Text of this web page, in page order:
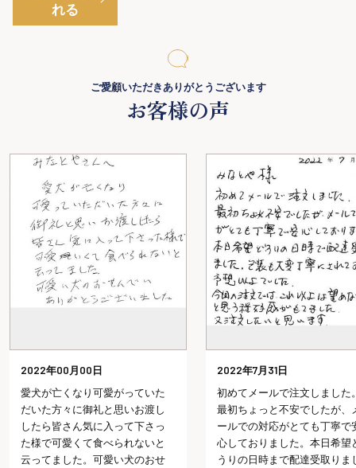
れる
ご愛顧いただきありがとうございます
お客様の声
2022年7月31日
初めてメールで注文しました。
最初ちょっと不安でしたが、メ
ールでの対応がとても丁寧で安
心しておりました。本日希望ど
うりの日時まで配達受取りまし
2022年7月29日
会社を退職する時にみなとや
んの七福にゃんべいと文字入
おせんべいを配り、皆さんに
「カワイイね、どこで頼んだ
の？今度使ってみようかな」